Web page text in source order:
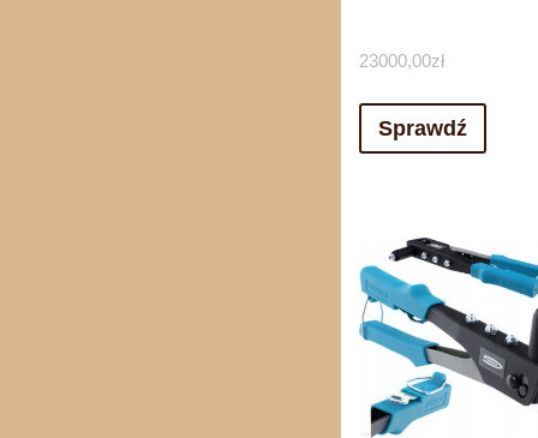
23000,00zł
Sprawdź